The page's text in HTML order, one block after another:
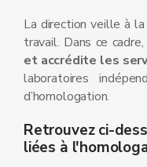
La direction veille à
travail. Dans ce
et accrédite les
laboratoires
d’homologation.
Retrouvez ci-
liées à